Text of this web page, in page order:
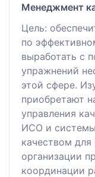
Менеджмент
Цель:
по
выработать с
упражнений
этой сфере.
приобретают
управления
ИСО и системы
качеством
организации
координации